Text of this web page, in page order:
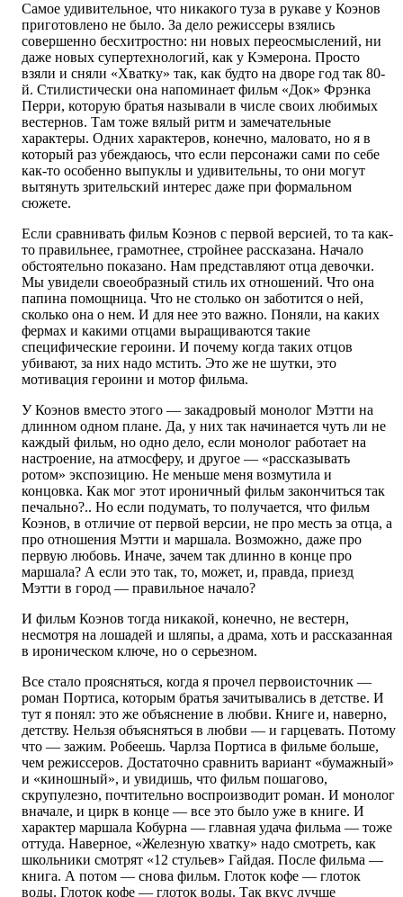
Самое удивительное, что никакого туза в рукаве у Коэнов
приготовлено не было. За дело режиссеры взялись
совершенно бесхитростно: ни новых переосмыслений, ни
даже новых супертехнологий, как у Кэмерона. Просто
взяли и сняли «Хватку» так, как будто на дворе год так 80-
й. Стилистически она напоминает фильм «Док» Фрэнка
Перри, которую братья называли в числе своих любимых
вестернов. Там тоже вялый ритм и замечательные
характеры. Одних характеров, конечно, маловато, но я в
который раз убеждаюсь, что если персонажи сами по себе
как-то особенно выпуклы и удивительны, то они могут
вытянуть зрительский интерес даже при формальном
сюжете.
Если сравнивать фильм Коэнов с первой версией, то та как-
то правильнее, грамотнее, стройнее рассказана. Начало
обстоятельно показано. Нам представляют отца девочки.
Мы увидели своеобразный стиль их отношений. Что она
папина помощница. Что не столько он заботится о ней,
сколько она о нем. И для нее это важно. Поняли, на каких
фермах и какими отцами выращиваются такие
специфические героини. И почему когда таких отцов
убивают, за них надо мстить. Это же не шутки, это
мотивация героини и мотор фильма.
У Коэнов вместо этого — закадровый монолог Мэтти на
длинном одном плане. Да, у них так начинается чуть ли не
каждый фильм, но одно дело, если монолог работает на
настроение, на атмосферу, и другое — «рассказывать
ротом» экспозицию. Не меньше меня возмутила и
концовка. Как мог этот ироничный фильм закончиться так
печально?.. Но если подумать, то получается, что фильм
Коэнов, в отличие от первой версии, не про месть за отца, а
про отношения Мэтти и маршала. Возможно, даже про
первую любовь. Иначе, зачем так длинно в конце про
маршала? А если это так, то, может, и, правда, приезд
Мэтти в город — правильное начало?
И фильм Коэнов тогда никакой, конечно, не вестерн,
несмотря на лошадей и шляпы, а драма, хоть и рассказанная
в ироническом ключе, но о серьезном.
Все стало проясняться, когда я прочел первоисточник —
роман Портиса, которым братья зачитывались в детстве. И
тут я понял: это же объяснение в любви. Книге и, наверно,
детству. Нельзя объясняться в любви — и гарцевать. Потому
что — зажим. Робеешь. Чарлза Портиса в фильме больше,
чем режиссеров. Достаточно сравнить вариант «бумажный»
и «киношный», и увидишь, что фильм пошагово,
скрупулезно, почтительно воспроизводит роман. И монолог
вначале, и цирк в конце — все это было уже в книге. И
характер маршала Кобурна — главная удача фильма — тоже
оттуда. Наверное, «Железную хватку» надо смотреть, как
школьники смотрят «12 стульев» Гайдая. После фильма —
книга. А потом — снова фильм. Глоток кофе — глоток
воды. Глоток кофе — глоток воды. Так вкус лучше